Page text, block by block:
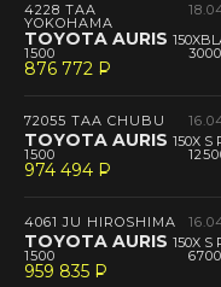
4228 TAA
YOKOHAMA
TOYOTA AURIS
1500
876 772 P
--
72055 TAA CHUBU
TOYOTA AURIS 150X S
1500
974 494 P
--
4061 JU HIROSHIMA
TOYOTA AURIS 150X S
1500
959 835 P
--